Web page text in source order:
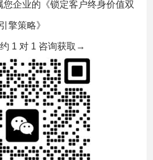
企业的《锁定客户终身价值双
引擎策略》
1 对 1 咨询获取→